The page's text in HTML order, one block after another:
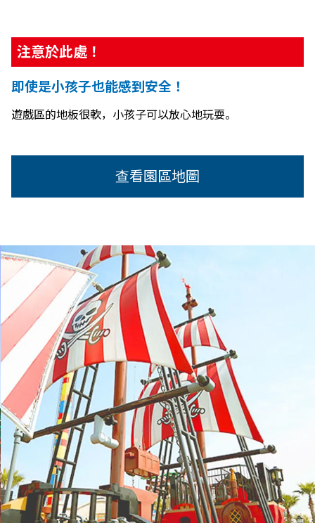
注意於此處！
即使是小孩子也能感到安全！
遊戲區的地板很軟，小孩子可以放心地玩耍。
查看園區地圖